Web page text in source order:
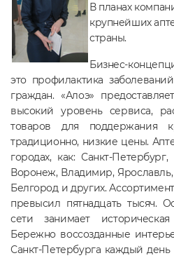
В планах
крупнейших
страны.
Бизнес-
это профилактика
граждан. «Алоэ»
высокий уровень сервиса,
товаров для поддержания
традиционно, низкие цены.
городах, как: Санкт-
Воронеж, Владимир,
Белгород и других.
превысил пятнадцать тысяч.
сети занимает
Бережно воссозданные
Санкт-Петербурга каждый день